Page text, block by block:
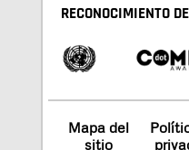
RECONOCIMIENTO
Mapa del
sitio